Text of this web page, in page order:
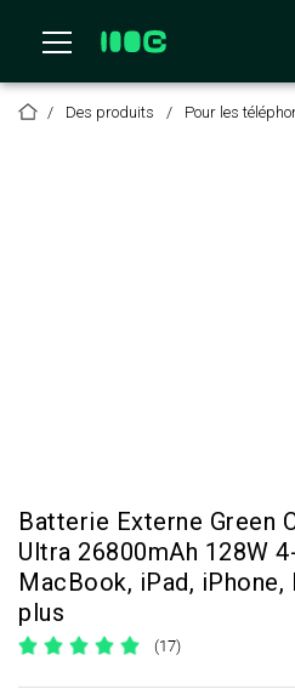
Des produits Pour les
Batterie Externe Green
Ultra 26800mAh 128W
MacBook, iPad,
plus
(17)